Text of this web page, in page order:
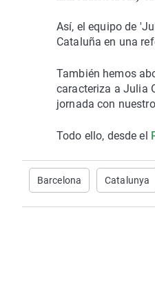
Así, el equipo de
Cataluña en una
También hemos
caracteriza a Julia
jornada con
Todo ello, desde el
Barcelona Catalunya